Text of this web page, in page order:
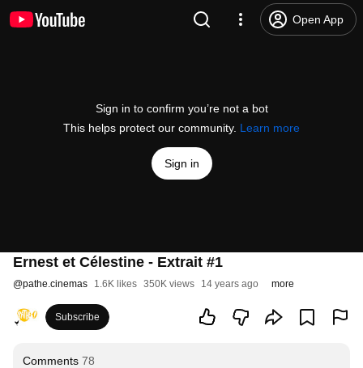
Open App
Sign in to confirm you’re not a bot
This helps protect our community. Learn more
Sign in
Ernest et Célestine - Extrait #1
@pathe.cinemas 1.6K likes 350K views 14 years ago more
Subscribe
Comments 78